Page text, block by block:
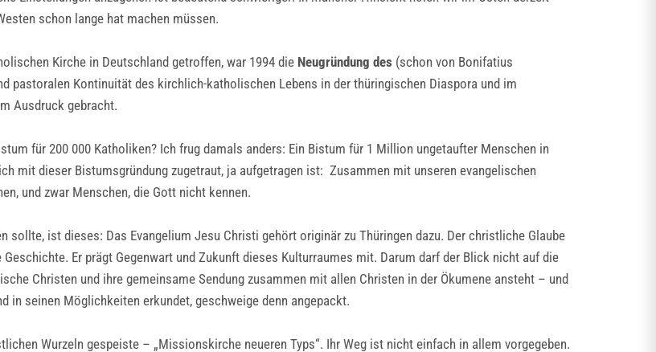
schon lange hat machen müssen.
Kirche in Deutschland getroffen, war 1994 die Neugründung des (schon von Bonifatius
pastoralen Kontinuität des kirchlich-katholischen Lebens in der thüringischen Diaspora und im
Ausdruck gebracht.
für 200 000 Katholiken? Ich frug damals anders: Ein Bistum für 1 Million ungetaufter Menschen in
mit dieser Bistumsgründung zugetraut, ja aufgetragen ist: Zusammen mit unseren evangelischen
und zwar Menschen, die Gott nicht kennen.
ist dieses: Das Evangelium Jesu Christi gehört originär zu Thüringen dazu. Der christliche Glaube
Er prägt Gegenwart und Zukunft dieses Kulturraumes mit. Darum darf der Blick nicht auf die
Christen und ihre gemeinsame Sendung zusammen mit allen Christen in der Ökumene ansteht – und
seinen Möglichkeiten erkundet, geschweige denn angepackt.
Wurzeln gespeiste – „Missionskirche neueren Typs“. Ihr Weg ist nicht einfach in allem vorgegeben.